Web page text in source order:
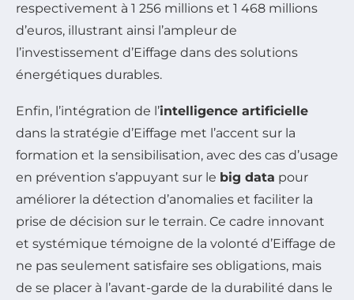
respectivement à 1 256 millions et 1 468 millions
d’euros, illustrant ainsi l’ampleur de
l’investissement d’Eiffage dans des solutions
énergétiques durables.
Enfin, l’intégration de l’intelligence artificielle
dans la stratégie d’Eiffage met l’accent sur la
formation et la sensibilisation, avec des cas d’usage
en prévention s’appuyant sur le big data pour
améliorer la détection d’anomalies et faciliter la
prise de décision sur le terrain. Ce cadre innovant
et systémique témoigne de la volonté d’Eiffage de
ne pas seulement satisfaire ses obligations, mais
de se placer à l’avant-garde de la durabilité dans le